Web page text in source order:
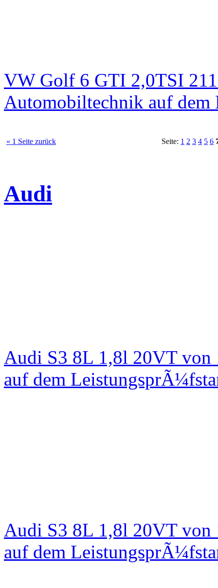
VW Golf 6 GTI 2,0TSI
Automobiltechnik auf
« 1 Seite zurück Seite: 1 2 3 4 5 6
Audi
Audi S3 8L 1,8l 20VT von
auf dem
Audi S3 8L 1,8l 20VT von
auf dem